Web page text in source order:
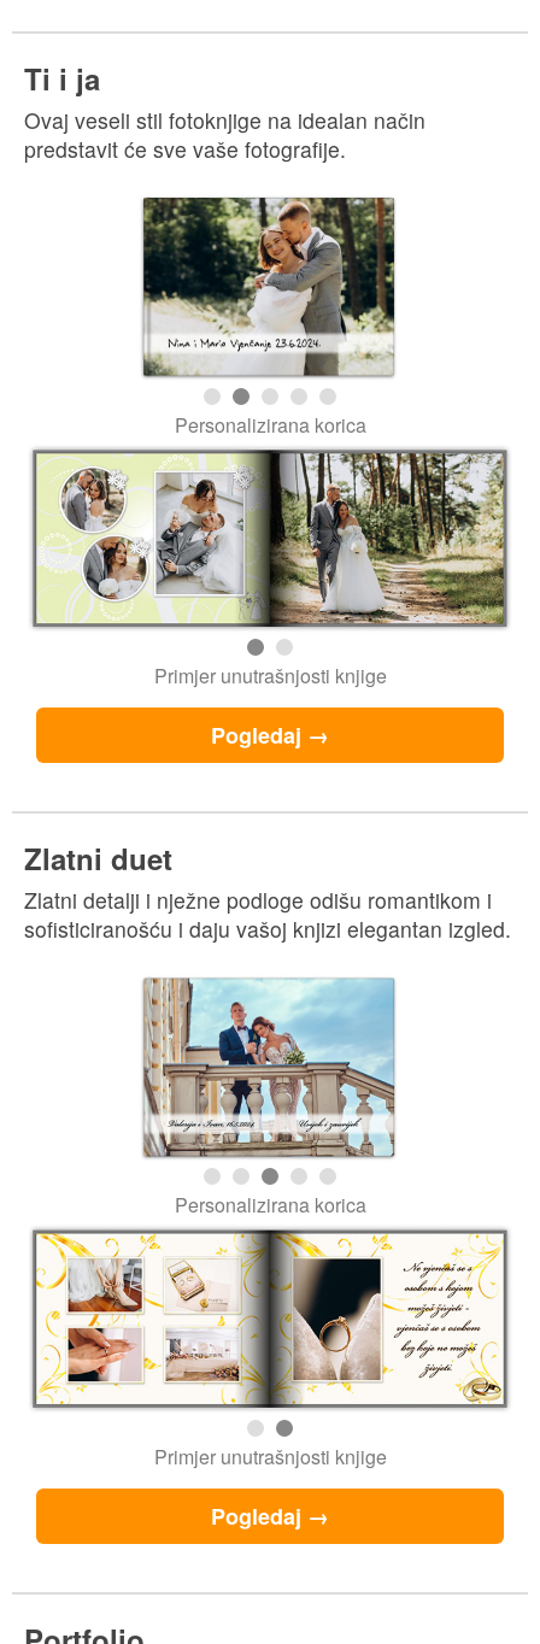
Ti i ja
Ovaj veseli stil fotoknjige na idealan način
predstavit će sve vaše fotografije.
Personalizirana korica
Primjer unutrašnjosti knjige
Pogledaj →
Zlatni duet
Zlatni detalji i nježne podloge odišu romantikom i
sofisticiranošću i daju vašoj knjizi elegantan izgled.
Personalizirana korica
Primjer unutrašnjosti knjige
Pogledaj →
Ponovo proživite najdraže trenutke u knjizi s
elegantnim crnim i bijelim podlogama